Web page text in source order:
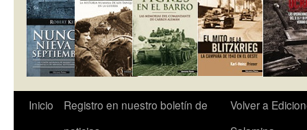
Inicio
Registro en nuestro boletín de
Volver a